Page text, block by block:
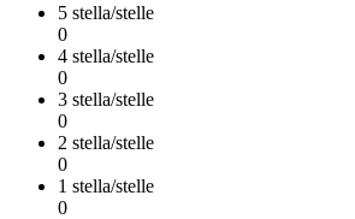
5 stella/stelle
0
4 stella/stelle
0
3 stella/stelle
0
2 stella/stelle
0
1 stella/stelle
0